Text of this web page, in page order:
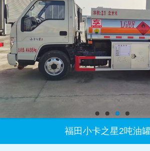
福田小卡之星2吨油